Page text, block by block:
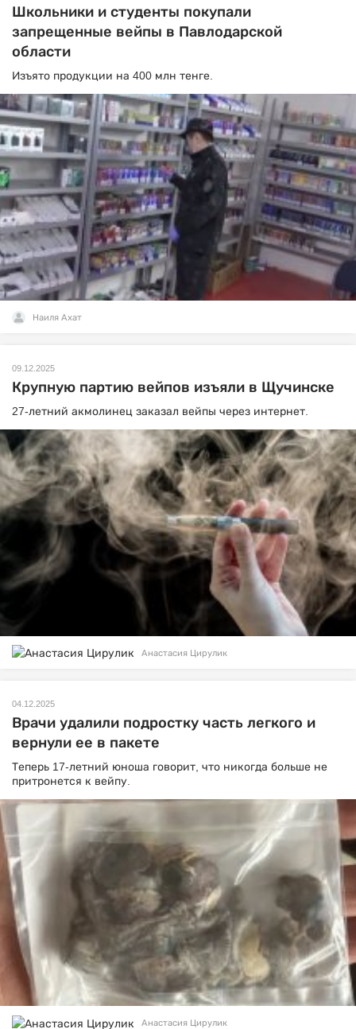
Школьники и студенты покупали
запрещенные вейпы в Павлодарской
области
Изъято продукции на 400 млн тенге.
Наиля Ахат
09.12.2025
Крупную партию вейпов изъяли в Щучинске
27-летний акмолинец заказал вейпы через интернет.
Анастасия Цирулик
04.12.2025
Врачи удалили подростку часть легкого и
вернули ее в пакете
Теперь 17-летний юноша говорит, что никогда больше не
притронется к вейпу.
Анастасия Цирулик